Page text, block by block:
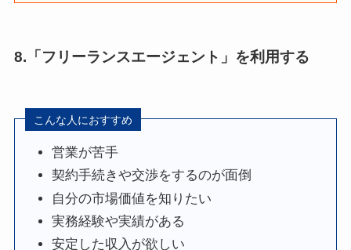
8.「フリーランスエージェント」を利用する
こんな人におすすめ
営業が苦手
契約手続きや交渉をするのが面倒
自分の市場価値を知りたい
実務経験や実績がある
安定した収入が欲しい